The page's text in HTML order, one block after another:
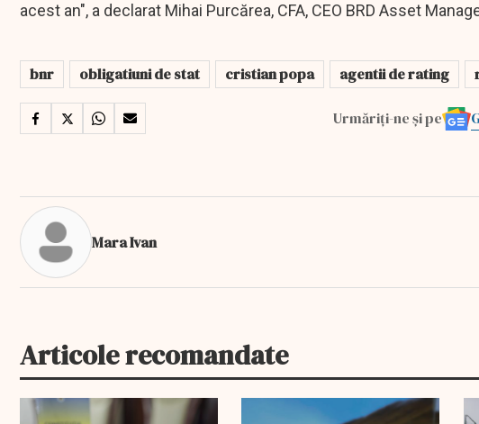
acest an", a declarat Mihai Purcărea, CFA, CEO BRD Asset
bnr obligatiuni de stat cristian popa agentii de rating
Urmăriți-ne și pe
Mara Ivan
Articole recomandate
EXCLUSIV